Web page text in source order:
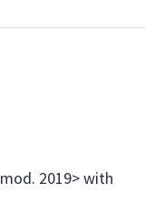
mod. 2019> with